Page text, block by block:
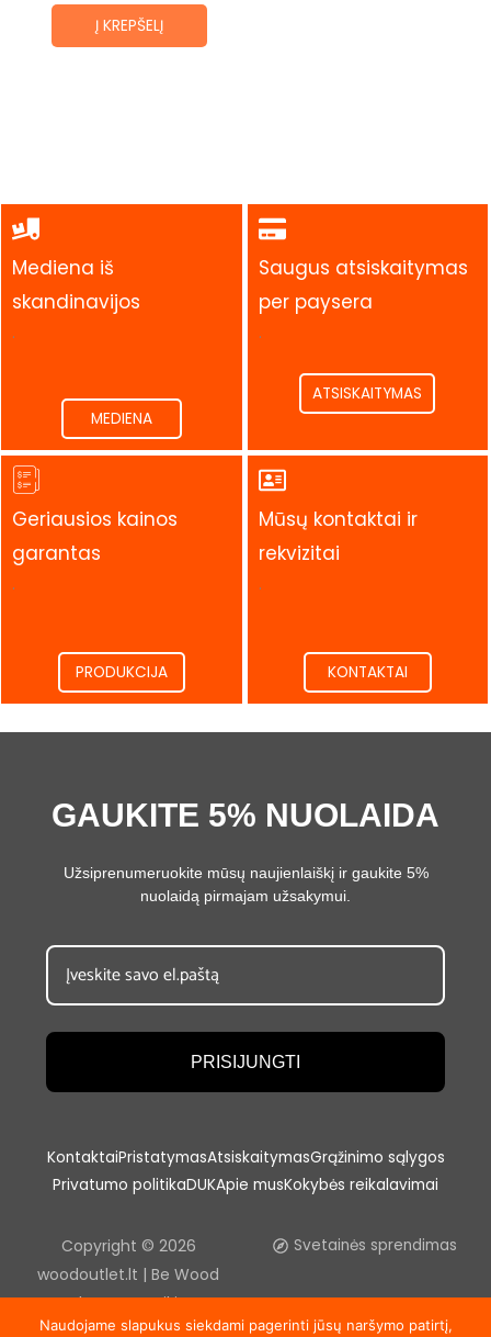
Į KREPŠELĮ
Mediena iš
skandinavijos
.
MEDIENA
Saugus atsiskaitymas
per paysera
.
ATSISKAITYMAS
Geriausios kainos
garantas
.
PRODUKCIJA
Mūsų kontaktai ir
rekvizitai
.
KONTAKTAI
GAUKITE 5% NUOLAIDA
Užsiprenumeruokite mūsų naujienlaiškį ir gaukite 5%
nuolaidą pirmajam užsakymui.
PRISIJUNGTI
KontaktaiPristatymasAtsiskaitymasGrąžinimo sąlygos
Privatumo politikaDUKApie musKokybės reikalavimai
Copyright © 2026
woodoutlet.lt | Be Wood
outlet, UAB sutikimo
draudžiama kopijuoti ir platinti
Svetainės sprendimas
Naudojame slapukus siekdami pagerinti jūsų naršymo patirtį,